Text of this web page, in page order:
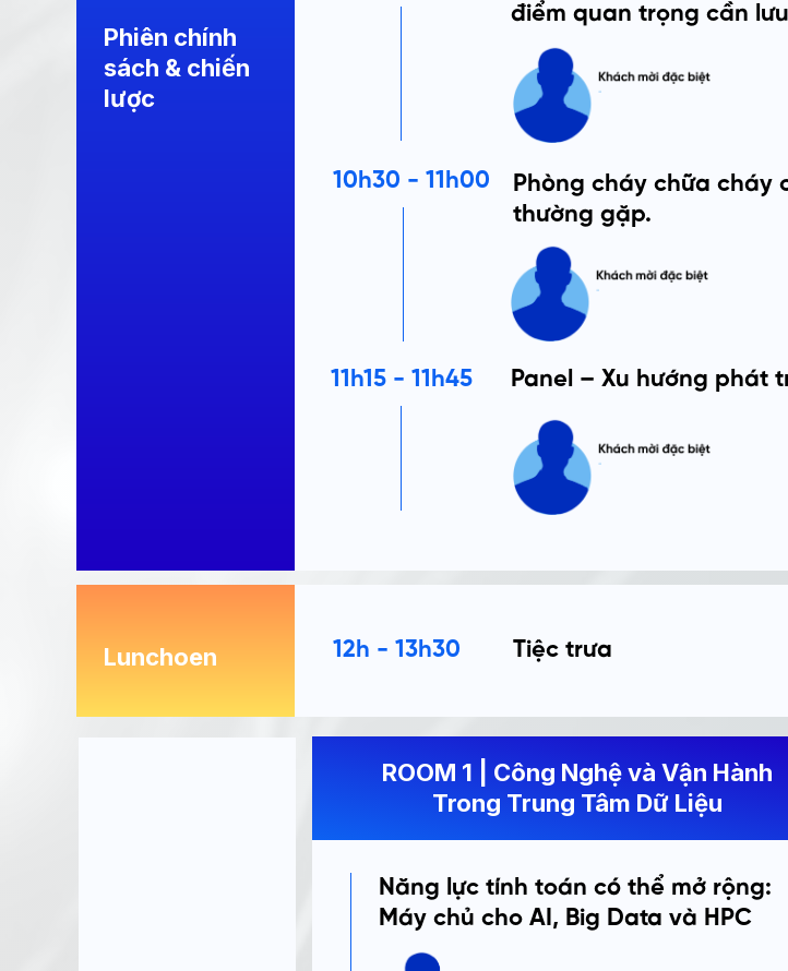
ROOM 1 | Công Nghệ và Vận Hành
Trong Trung Tâm Dữ Liệu
Phiên chính
sách & chiến
lược
điểm quan trọng cần
10h30 - 11h00
Phòng cháy chữa cháy
thường gặp.
11h15 - 11h45 Panel – Xu hướng phát
Lunchoen 12h - 13h30 Tiệc trưa
Năng lực tính toán có thể mở rộng:
Máy chủ cho AI, Big Data và HPC